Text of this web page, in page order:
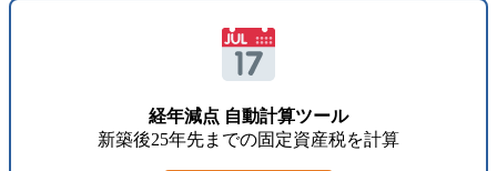
経年減点 自動計算ツール
新築後25年先までの固定資産税を計算